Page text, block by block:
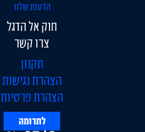
הדעות שלנו
חוק אל הדגל
צרו קשר
תקנון
הצהרת נגישות
הצהרת פרטיות
לתרומה